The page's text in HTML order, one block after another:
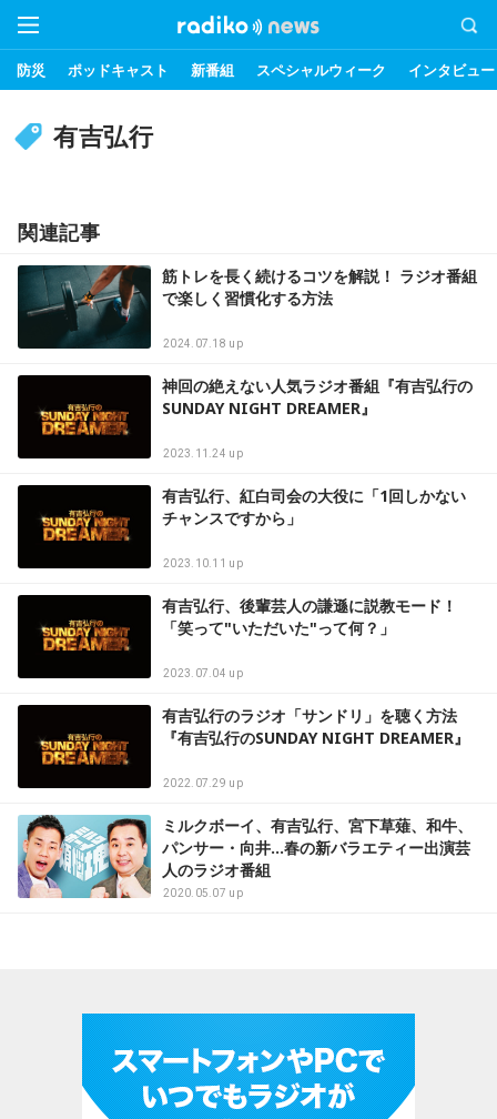
防災 ポッドキャスト 新番組 スペシャルウィーク インタビュー
有吉弘行
関連記事
筋トレを長く続けるコツを解説！ ラジオ番組
で楽しく習慣化する方法
2024.07.18 up
神回の絶えない人気ラジオ番組『有吉弘行の
SUNDAY NIGHT DREAMER』
2023.11.24 up
有吉弘行、紅白司会の大役に「1回しかない
チャンスですから」
2023.10.11 up
有吉弘行、後輩芸人の謙遜に説教モード！
「笑って"いただいた"って何？」
2023.07.04 up
有吉弘行のラジオ「サンドリ」を聴く方法
『有吉弘行のSUNDAY NIGHT DREAMER』
2022.07.29 up
ミルクボーイ、有吉弘行、宮下草薙、和牛、
パンサー・向井…春の新バラエティー出演芸
人のラジオ番組
2020.05.07 up